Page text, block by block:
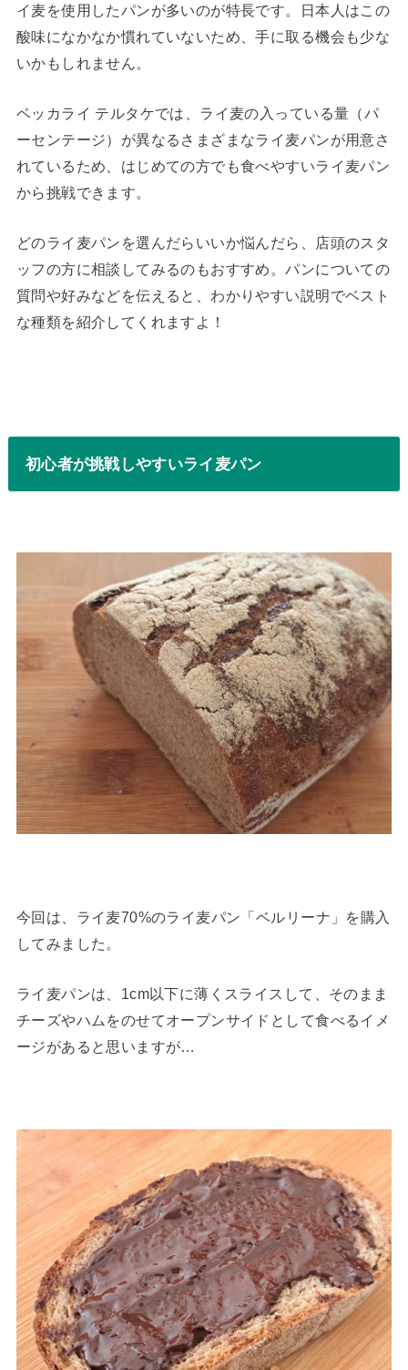
イ麦を使用したパンが多いのが特長です。日本人はこの
酸味になかなか慣れていないため、手に取る機会も少な
いかもしれません。
ベッカライ テルタケでは、ライ麦の入っている量（パ
ーセンテージ）が異なるさまざまなライ麦パンが用意さ
れているため、はじめての方でも食べやすいライ麦パン
から挑戦できます。
どのライ麦パンを選んだらいいか悩んだら、店頭のスタ
ッフの方に相談してみるのもおすすめ。パンについての
質問や好みなどを伝えると、わかりやすい説明でベスト
な種類を紹介してくれますよ！
初心者が挑戦しやすいライ麦パン
今回は、ライ麦70%のライ麦パン「ベルリーナ」を購入
してみました。
ライ麦パンは、1cm以下に薄くスライスして、そのまま
チーズやハムをのせてオープンサイドとして食べるイメ
ージがあると思いますが…